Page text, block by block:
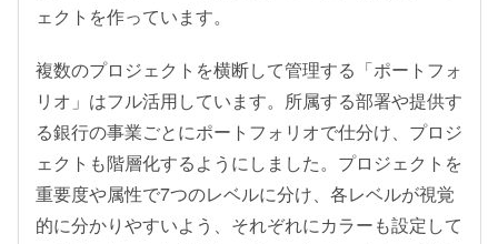
ェクトを作っています。
複数のプロジェクトを横断して管理する「ポートフォ
リオ」はフル活用しています。所属する部署や提供す
る銀行の事業ごとにポートフォリオで仕分け、プロジ
ェクトも階層化するようにしました。プロジェクトを
重要度や属性で7つのレベルに分け、各レベルが視覚
的に分かりやすいよう、それぞれにカラーも設定して